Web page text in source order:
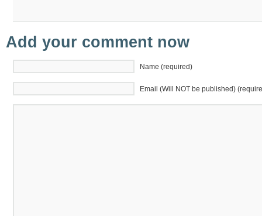
Add your comment now
Name (required)
Email (Will NOT be published)